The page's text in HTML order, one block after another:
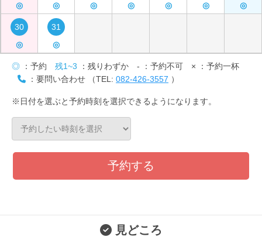
◎
◎
◎
◎
◎
◎
◎
30
◎
31
◎
◎ ：予約 残1~3 ：残りわずか - ：予約不可 × ：予約一杯
：要問い合わせ （TEL: 082-426-3557 ）
※日付を選ぶと予約時刻を選択できるようになります。
予約する
見どころ